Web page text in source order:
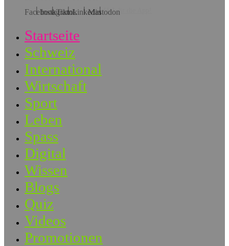
Hol dir die App!
Startseite
Schweiz
International
Wirtschaft
Sport
Leben
Spass
Digital
Wissen
Blogs
Quiz
Videos
Promotionen